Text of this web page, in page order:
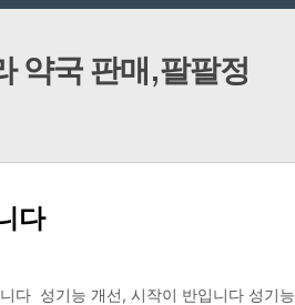
약국 판매,팔팔정
다
다 성기능 개선, 시작이 반입니다 성기능